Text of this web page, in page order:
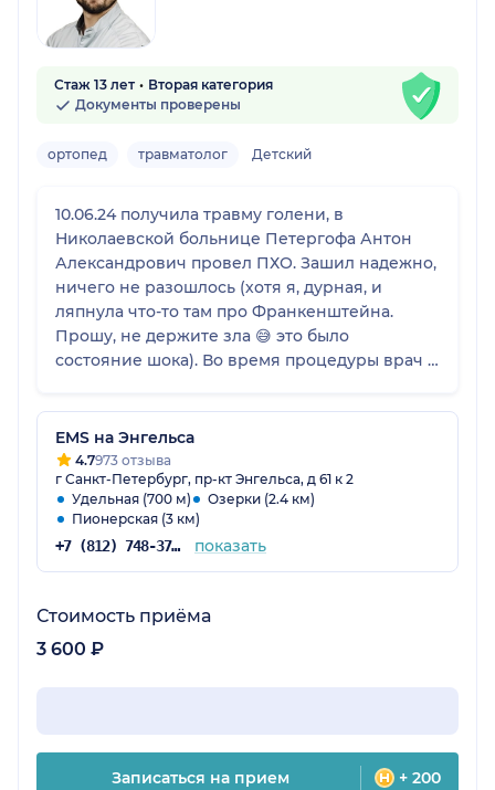
Стаж 13 лет
Вторая категория
Документы проверены
ортопед травматолог Детский
10.06.24 получила травму голени, в
Николаевской больнице Петергофа Антон
Александрович провел ПХО. Зашил надежно,
ничего не разошлось (хотя я, дурная, и
ляпнула что-то там про Франкенштейна.
Прошу, не держите зла 😅 это было
состояние шока). Во время процедуры врач и
успокаивали разговорами. Отличные
собеседники) На днях сняла швы, срослось
все идеально, хотя рана была зияющая и
огромная. Спасибо Вам, Антон
Александрович!
EMS на Энгельса
4.7973 отзыва
г Санкт-Петербург, пр-кт Энгельса, д 61 к 2
Удельная (700 м)
Озерки (2.4 км)
Пионерская (3 км)
+7 (812) 748-37-16 показать
Стоимость приёма
3 600 ₽
Записаться на прием + 200